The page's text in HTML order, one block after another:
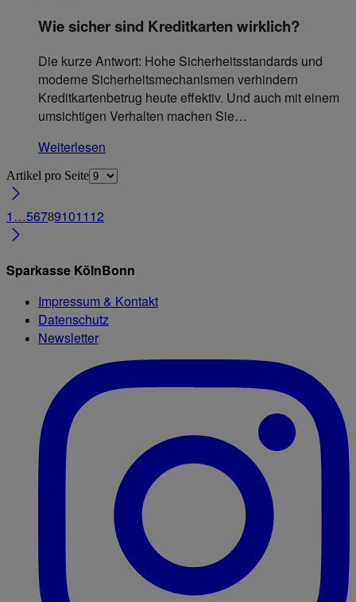
Wie sicher sind Kreditkarten wirklich?
Die kurze Antwort: Hohe Sicherheitsstandards und
moderne Sicherheitsmechanismen verhindern
Kreditkartenbetrug heute effektiv. Und auch mit einem
umsichtigen Verhalten machen Sie…
Weiterlesen
Artikel pro Seite
1 …56789101112
Sparkasse KölnBonn
Impressum & Kontakt
Datenschutz
Newsletter